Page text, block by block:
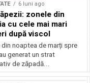
6 luni ago
zonele din
cu cele mai mari
după viscol
din noaptea de marți spre
generat un strat
de zăpadă...